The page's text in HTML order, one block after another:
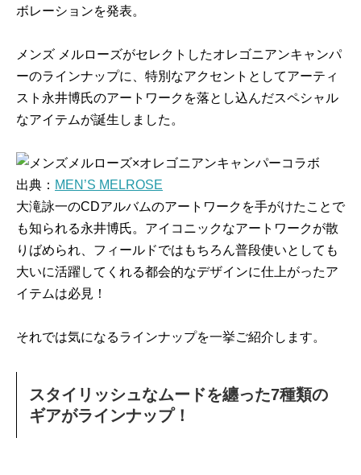
ボレーションを発表。
メンズ メルローズがセレクトしたオレゴニアンキャンパ
ーのラインナップに、特別なアクセントとしてアーティ
スト永井博氏のアートワークを落とし込んだスペシャル
なアイテムが誕生しました。
出典： MEN’S MELROSE
大滝詠一のCDアルバムのアートワークを手がけたことで
も知られる永井博氏。アイコニックなアートワークが散
りばめられ、フィールドではもちろん普段使いとしても
大いに活躍してくれる都会的なデザインに仕上がったア
イテムは必見！
それでは気になるラインナップを一挙ご紹介します。
スタイリッシュなムードを纏った7種類の
ギアがラインナップ！